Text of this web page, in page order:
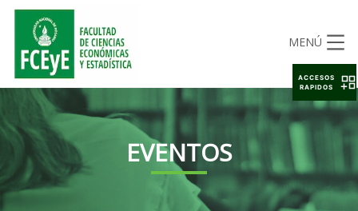
MENÚ
EVENTOS
ACCESOS
RAPIDOS